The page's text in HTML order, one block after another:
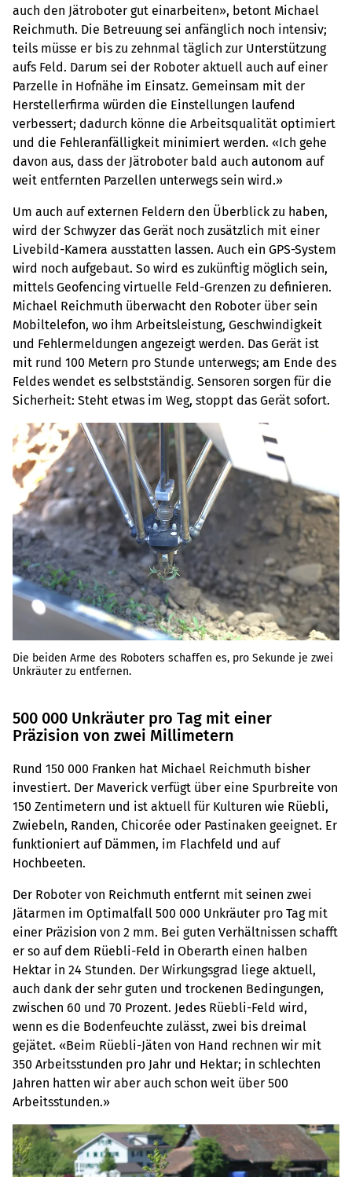
auch den Jätroboter gut einarbeiten», betont Michael
Reichmuth. Die Betreuung sei anfänglich noch intensiv;
teils müsse er bis zu zehnmal täglich zur Unterstützung
aufs Feld. Darum sei der Roboter aktuell auch auf einer
Parzelle in Hofnähe im Einsatz. Gemeinsam mit der
Herstellerfirma würden die Einstellungen laufend
verbessert; dadurch könne die Arbeitsqualität optimiert
und die Fehleranfälligkeit minimiert werden. «Ich gehe
davon aus, dass der Jätroboter bald auch autonom auf
weit entfernten Parzellen unterwegs sein wird.»
Um auch auf externen Feldern den Überblick zu haben,
wird der Schwyzer das Gerät noch zusätzlich mit einer
Livebild-Kamera ausstatten lassen. Auch ein GPS-System
wird noch aufgebaut. So wird es zukünftig möglich sein,
mittels Geofencing virtuelle Feld-Grenzen zu definieren.
Michael Reichmuth überwacht den Roboter über sein
Mobiltelefon, wo ihm Arbeitsleistung, Geschwindigkeit
und Fehlermeldungen angezeigt werden. Das Gerät ist
mit rund 100 Metern pro Stunde unterwegs; am Ende des
Feldes wendet es selbstständig. Sensoren sorgen für die
Sicherheit: Steht etwas im Weg, stoppt das Gerät sofort.
Die beiden Arme des Roboters schaffen es, pro Sekunde je zwei
Unkräuter zu entfernen.
500 000 Unkräuter pro Tag mit einer
Präzision von zwei Millimetern
Rund 150 000 Franken hat Michael Reichmuth bisher
investiert. Der Maverick verfügt über eine Spurbreite von
150 Zentimetern und ist aktuell für Kulturen wie Rüebli,
Zwiebeln, Randen, Chicorée oder Pastinaken geeignet. Er
funktioniert auf Dämmen, im Flachfeld und auf
Hochbeeten.
Der Roboter von Reichmuth entfernt mit seinen zwei
Jätarmen im Optimalfall 500 000 Unkräuter pro Tag mit
einer Präzision von 2 mm. Bei guten Verhältnissen schafft
er so auf dem Rüebli-Feld in Oberarth einen halben
Hektar in 24 Stunden. Der Wirkungsgrad liege aktuell,
auch dank der sehr guten und trockenen Bedingungen,
zwischen 60 und 70 Prozent. Jedes Rüebli-Feld wird,
wenn es die Bodenfeuchte zulässt, zwei bis dreimal
gejätet. «Beim Rüebli-Jäten von Hand rechnen wir mit
350 Arbeitsstunden pro Jahr und Hektar; in schlechten
Jahren hatten wir aber auch schon weit über 500
Arbeitsstunden.»